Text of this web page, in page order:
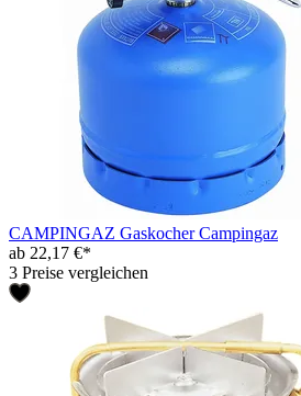
CAMPINGAZ Gaskocher Campingaz
ab 22,17 €*
3 Preise vergleichen